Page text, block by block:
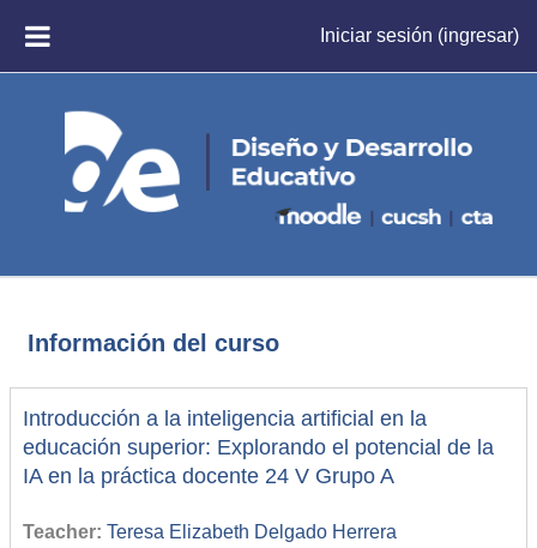
Iniciar sesión (ingresar)
Información del curso
Introducción a la inteligencia artificial en la
educación superior: Explorando el potencial de la
IA en la práctica docente 24 V Grupo A
Teacher: Teresa Elizabeth Delgado Herrera